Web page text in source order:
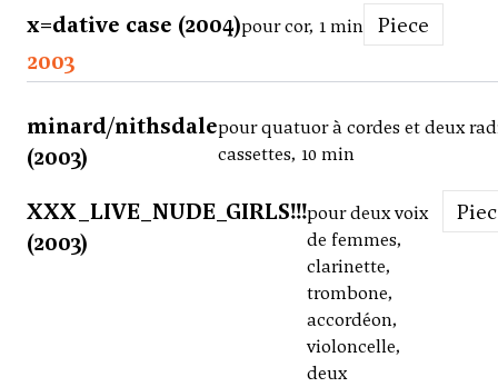
x=dative case (2004)pour cor, 1 min
Piece
2003
minard/nithsdale
(2003)
pour quatuor à cordes et deux
cassettes, 10 min
XXX_LIVE_NUDE_GIRLS!!!
(2003)
pour deux voix
de femmes,
clarinette,
trombone,
accordéon,
violoncelle,
deux